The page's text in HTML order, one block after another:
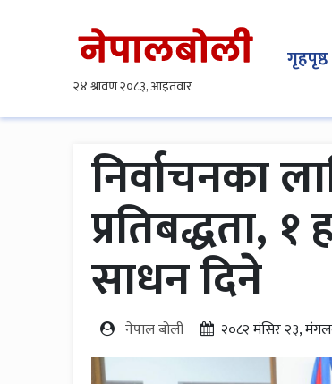
गृहपृष्ठ
निर्वाचनका
प्रतिबद्धता,
साधन दिने
नेपाल बोली २०८२ मंसिर २३,